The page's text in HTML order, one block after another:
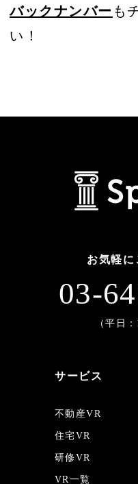
バックナンバー も
い！
サービス
不動産VR
住宅VR
研修VR
VR一覧
お気軽に
03-
（平日